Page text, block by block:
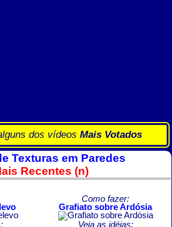
dos vídeos Mais Votados
Texturas em Paredes
Recentes (n)
Como fazer:
Grafiato sobre Ardósia
Veja as idéias: